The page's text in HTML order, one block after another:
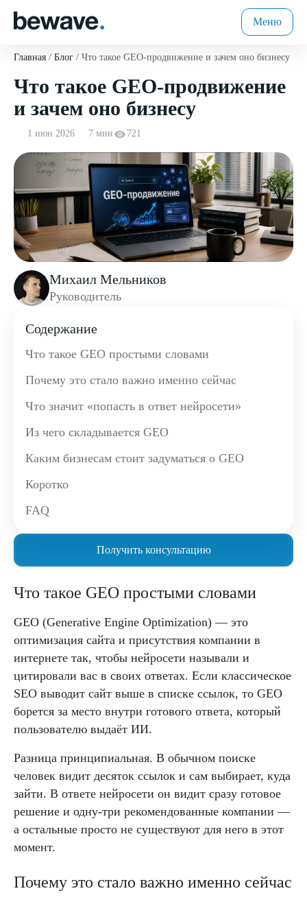
Меню
Главная Блог Что такое GEO-продвижение и зачем оно бизнесу
Что такое GEO-продвижение
и зачем оно бизнесу
1 июн 2026 7 мин 721
Что такое GEO простыми словами
GEO (Generative Engine Optimization) — это
оптимизация сайта и присутствия компании в
интернете так, чтобы нейросети называли и
цитировали вас в своих ответах. Если классическое
SEO выводит сайт выше в списке ссылок, то GEO
борется за место внутри готового ответа, который
пользователю выдаёт ИИ.
Разница принципиальная. В обычном поиске
человек видит десяток ссылок и сам выбирает, куда
зайти. В ответе нейросети он видит сразу готовое
решение и одну-три рекомендованные компании —
а остальные просто не существуют для него в этот
момент.
Почему это стало важно именно сейчас
Михаил Мельников
Руководитель
Содержание
Что такое GEO простыми словами
Почему это стало важно именно сейчас
Что значит «попасть в ответ нейросети»
Из чего складывается GEO
Каким бизнесам стоит задуматься о GEO
Коротко
FAQ
Получить консультацию